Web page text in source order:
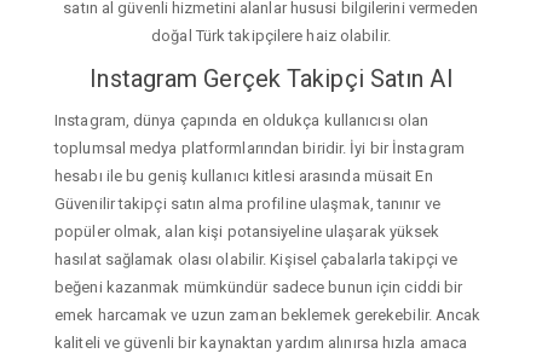
satın al güvenli hizmetini alanlar hususi bilgilerini vermeden
doğal Türk takipçilere haiz olabilir.
Instagram Gerçek Takipçi Satın Al
Instagram, dünya çapında en oldukça kullanıcısı olan
toplumsal medya platformlarından biridir. İyi bir İnstagram
hesabı ile bu geniş kullanıcı kitlesi arasında müsait En
Güvenilir takipçi satın alma profiline ulaşmak, tanınır ve
popüler olmak, alan kişi potansiyeline ulaşarak yüksek
hasılat sağlamak olası olabilir. Kişisel çabalarla takipçi ve
beğeni kazanmak mümkündür sadece bunun için ciddi bir
emek harcamak ve uzun zaman beklemek gerekebilir. Ancak
kaliteli ve güvenli bir kaynaktan yardım alınırsa hızla amaca